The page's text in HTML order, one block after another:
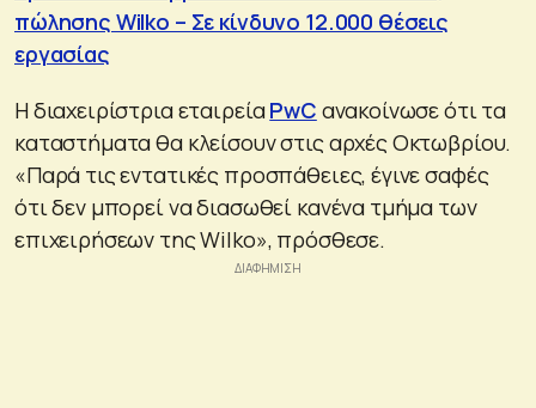
πώλησης Wilko – Σε κίνδυνο 12.000 θέσεις
εργασίας
Η διαχειρίστρια εταιρείαPwC ανακοίνωσε ότι τα
καταστήματα θα κλείσουν στις αρχές Οκτωβρίου.
«Παρά τις εντατικές προσπάθειες, έγινε σαφές
ότι δεν μπορεί να διασωθεί κανένα τμήμα των
επιχειρήσεων της Wilko», πρόσθεσε.